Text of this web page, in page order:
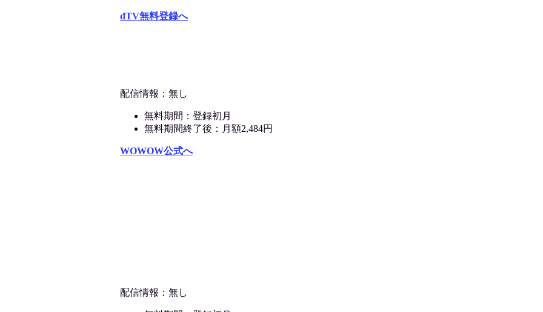
dTV無料登録へ
配信情報：無し
無料期間：登録初月
無料期間終了後：月額2,484円
WOWOW公式へ
配信情報：無し